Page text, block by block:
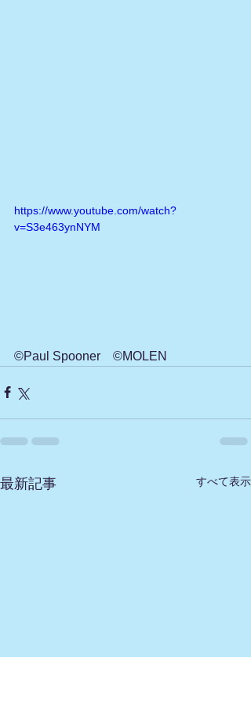
https://www.youtube.com/watch?
v=S3e463ynNYM
©Paul Spooner　©MOLEN
最新記事 すべて表示